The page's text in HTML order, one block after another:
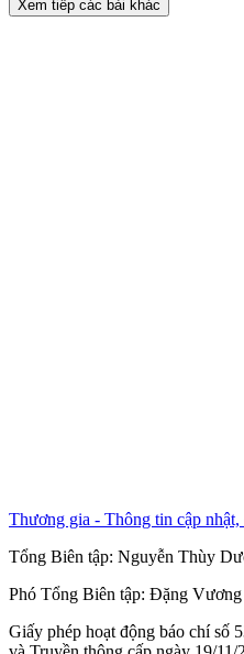
Xem tiếp các bài khác
Thương gia - Thông tin cập nhật,
Tổng Biên tập: Nguyễn Thùy
Phó Tổng Biên tập: Đặng Vương
Giấy phép hoạt động báo chí số